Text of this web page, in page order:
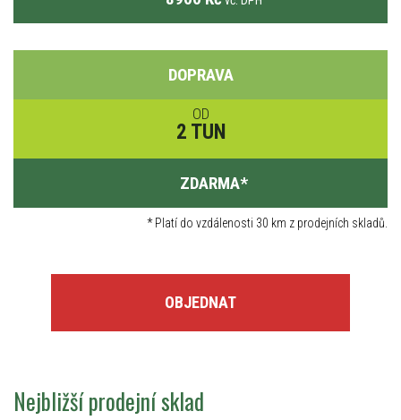
DOPRAVA
OD
2 TUN
ZDARMA*
*Platí do vzdálenosti 30 km z prodejních skladů.
OBJEDNAT
Nejbližší prodejní sklad